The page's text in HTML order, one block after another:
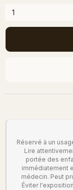
Réservé à un
Lire
portée des
immédiatement
médecin. Peut
Éviter